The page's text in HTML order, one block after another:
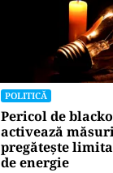
POLITICĂ
Pericol de
activează
pregătește
de energie